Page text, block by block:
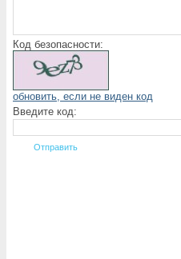
Код безопасности:
обновить, если не виден код
Введите код: